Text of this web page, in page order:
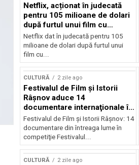
Netflix, acționat în judecată
pentru 105 milioane de dolari
după furtul unui film cu
Nicolas Cage
Netflix dat în judecată pentru 105
milioane de dolari după furtul unui
film cu...
CULTURĂ 2 zile ago
Festivalul de Film şi Istorii
Râşnov aduce 14
documentare internaţionale în
premieră
Festivalul de Film şi Istorii Râşnov: 14
documentare din întreaga lume în
competiţie Festivalul...
CULTURĂ 2 zile ago